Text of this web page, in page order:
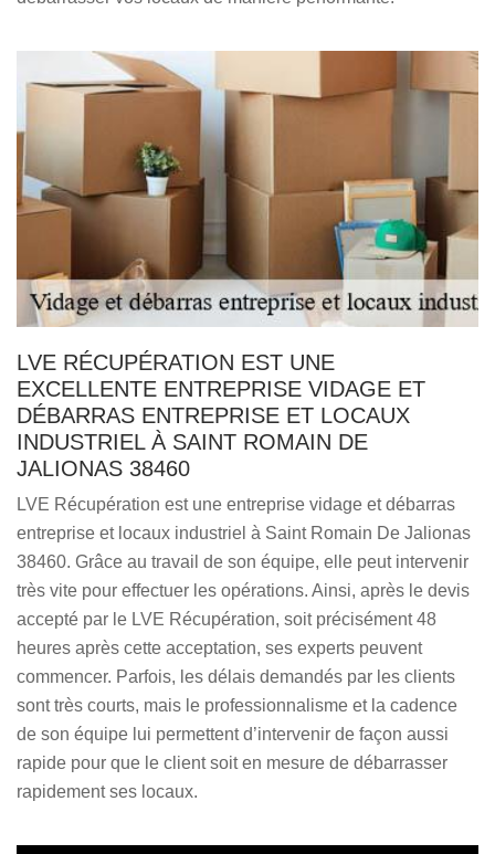
LVE RÉCUPÉRATION EST UNE
EXCELLENTE ENTREPRISE VIDAGE ET
DÉBARRAS ENTREPRISE ET LOCAUX
INDUSTRIEL À SAINT ROMAIN DE
JALIONAS 38460
LVE Récupération est une entreprise vidage et débarras
entreprise et locaux industriel à Saint Romain De Jalionas
38460. Grâce au travail de son équipe, elle peut intervenir
très vite pour effectuer les opérations. Ainsi, après le devis
accepté par le LVE Récupération, soit précisément 48
heures après cette acceptation, ses experts peuvent
commencer. Parfois, les délais demandés par les clients
sont très courts, mais le professionnalisme et la cadence
de son équipe lui permettent d’intervenir de façon aussi
rapide pour que le client soit en mesure de débarrasser
rapidement ses locaux.